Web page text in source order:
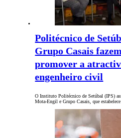
Politécnico de
Grupo Casais
promover a
engenheiro civil
O Instituto Politécnico de Setúbal (IPS)
Mota-Engil e Grupo Casais, que